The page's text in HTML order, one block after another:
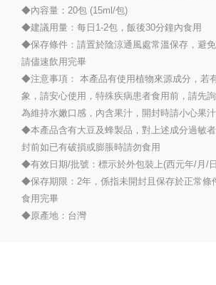
◆內容量：20包 (15ml/包)
◆建議用量：每日1-2包，飯後30分鐘內食用
◆保存條件：請置於陰涼通風處常溫保存，避
請儘速飲用完畢
◆注意事項： 本產品有使用植物來源成分，若
象，請安心使用，特殊疾病患者食用前，請先
為維持水嫩口感，內含果汁，開封時請小心果
◆本產品含有大豆及蜂製品，對上述成分過敏
封前如已有破損或膨脹時請勿食用
◆有效日期/批號：標示於外包裝上(西元年/月/
◆保存期限：2年，係指未開封且保存於正常條
食用完畢
◆原產地：台灣